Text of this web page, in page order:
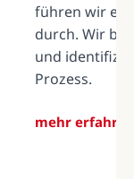
führen wir
durch. Wir
und
Prozess.
mehr erfahren